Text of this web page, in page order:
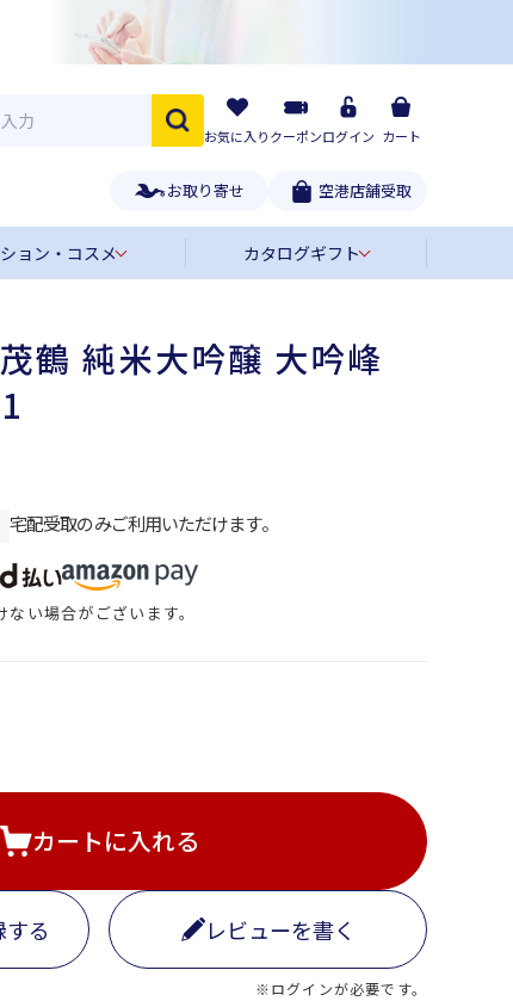
お気に入りクーポンログイン カート
お取り寄せ 空港店舗受取
ョン・コスメ カタログギフト
鶴 純米大吟醸 大吟峰
宅配受取のみご利用いただけます。
い場合がございます。
カートに入れる
る レビューを書く
※ログインが必要です。